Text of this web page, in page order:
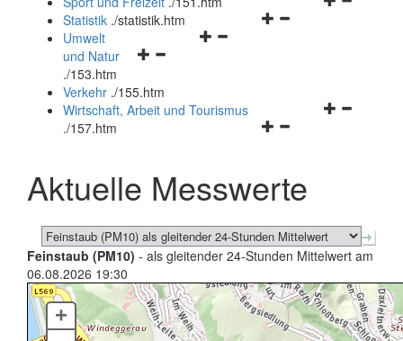
Navigationsmenü
Navigationsmenü
Statistik ./statistik.htm
Navigationsmenü
und
schließen
Umwelt
und Natur
./153.htm
Verkehr ./155.htm
Navigationsmenü
schließen
Wirtschaft, Arbeit und Tourismus
./157.htm
Aktuelle Messwerte
Feinstaub (PM10) - als gleitender 24-Stunden Mittelwert am
06.08.2026 19:30
+